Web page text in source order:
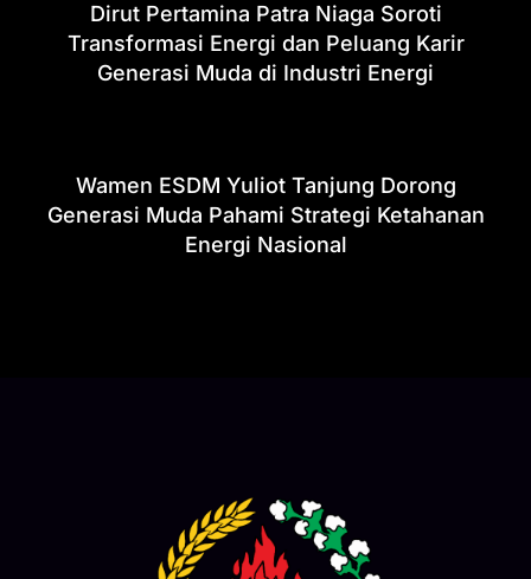
Dirut Pertamina Patra Niaga Soroti
Transformasi Energi dan Peluang Karir
Generasi Muda di Industri Energi
Wamen ESDM Yuliot Tanjung Dorong
Generasi Muda Pahami Strategi Ketahanan
Energi Nasional